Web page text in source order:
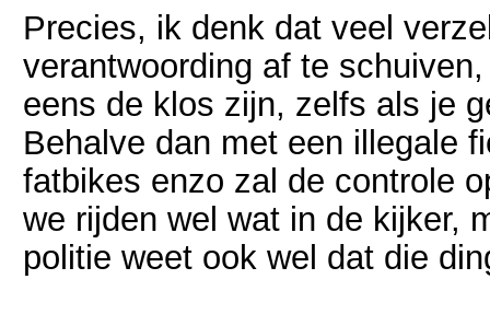
Precies, ik denk dat veel
verantwoording af te
eens de klos zijn, zelfs als je
Behalve dan met een illegale
fatbikes enzo zal de controle
we rijden wel wat in de kijker,
politie weet ook wel dat die